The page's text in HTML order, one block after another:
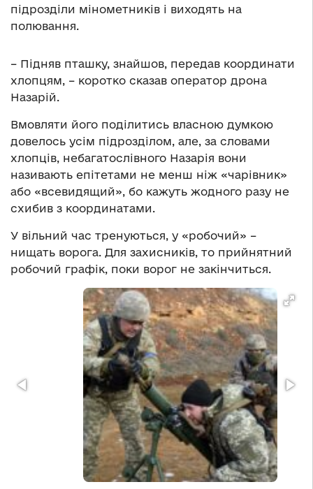
підрозділи мінометників і виходять на
полювання.
– Підняв пташку, знайшов, передав координати
хлопцям, – коротко сказав оператор дрона
Назарій.
Вмовляти його поділитись власною думкою
довелось усім підрозділом, але, за словами
хлопців, небагатослівного Назарія вони
називають епітетами не менш ніж «чарівник»
або «всевидящий», бо кажуть жодного разу не
схибив з координатами.
У вільний час тренуються, у «робочий» –
нищать ворога. Для захисників, то прийнятний
робочий графік, поки ворог не закінчиться.